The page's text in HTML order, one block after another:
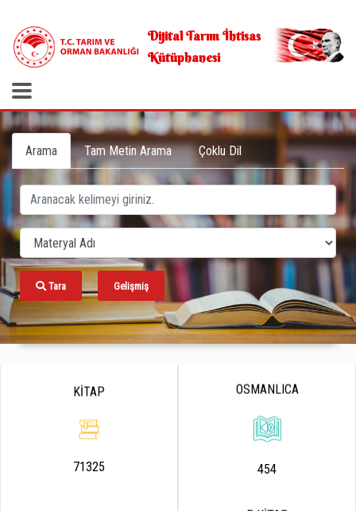
Dijital Tarım İhtisas
Kütüphanesi
Arama Tam Metin Arama Çoklu Dil
Tara Gelişmiş
KİTAP
71325
OSMANLICA
454